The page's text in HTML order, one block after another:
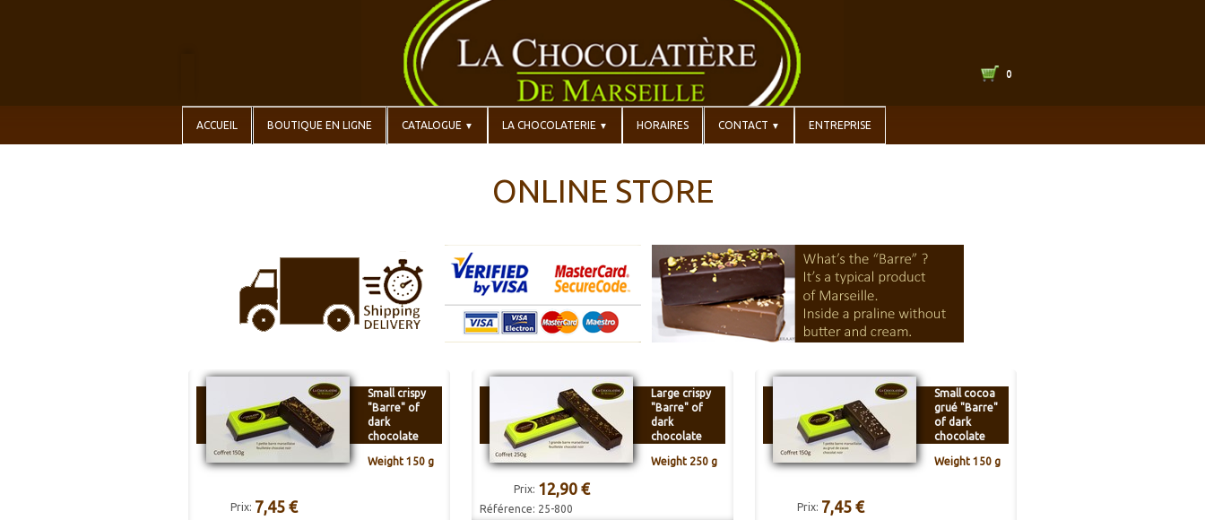
0
ACCUEIL BOUTIQUE EN LIGNE CATALOGUE ▼ LA CHOCOLATERIE ▼ HORAIRES CONTACT ▼ ENTREPRISE
ONLINE STORE
Small crispy
"Barre" of
dark
chocolate
Weight 150 g
Prix: 7,45 €
Large crispy
"Barre" of
dark
chocolate
Weight 250 g
Prix: 12,90 €
Référence: 25-800
Small cocoa
grué "Barre"
of dark
chocolate
Weight 150 g
Prix: 7,45 €